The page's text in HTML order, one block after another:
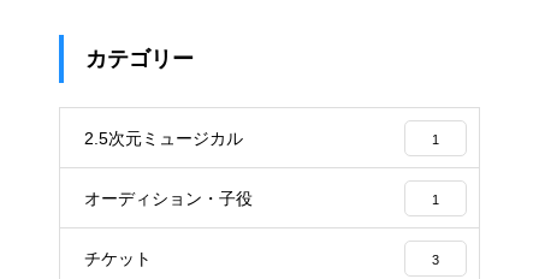
カテゴリー
2.5次元ミュージカル 1
オーディション・子役 1
チケット 3